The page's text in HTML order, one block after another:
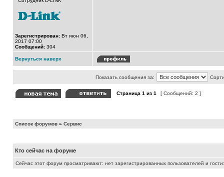
Зарегистрирован: Вт июн 06,
2017 07:00
Сообщений: 304
Вернуться наверх
Показать сообщения за:
Страница 1 из 1 [ Сообщений: 2 ]
Список форумов » Сервис
Кто сейчас на форуме
Сейчас этот форум просматривают: нет зарегистрированных пользователей и